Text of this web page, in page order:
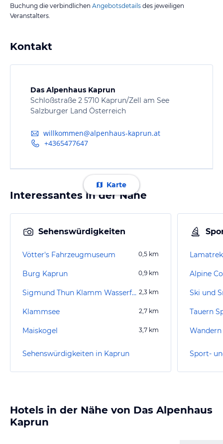
Buchung die verbindlichen Angebotsdetails des jeweiligen
Veranstalters.
Kontakt
Das Alpenhaus Kaprun
Schloßstraße 2 5710 Kaprun/Zell am See
Salzburger Land Österreich
willkommen@alpenhaus-kaprun.at
+4365477647
Karte
Interessantes in der Nähe
Sehenswürdigkeiten
Vötter's Fahrzeugmuseum 0,5 km
Burg Kaprun 0,9 km
Sigmund Thun Klamm Wasserfall 2,3 km
Klammsee 2,7 km
Maiskogel 3,7 km
Sehenswürdigkeiten in Kaprun
Alpine
Tauern
Sport-
Hotels in der Nähe von Das Alpenhaus
Kaprun